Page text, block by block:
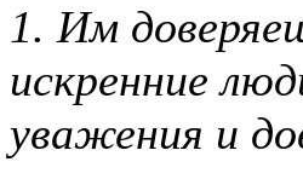
1. Им
искренние
уважения и